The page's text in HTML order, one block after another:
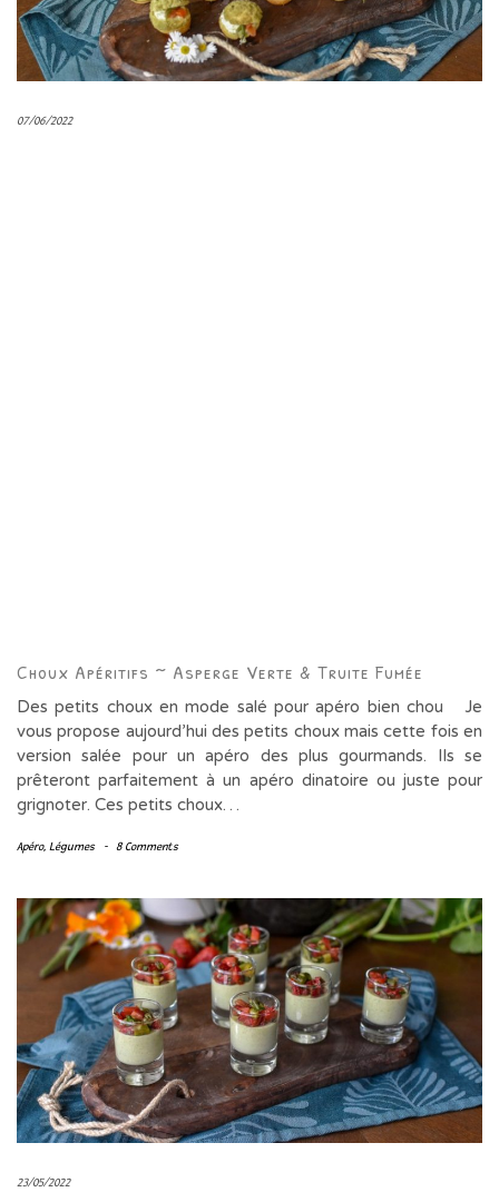
07/06/2022
Choux Apéritifs ~ Asperge Verte & Truite Fumée
Des petits choux en mode salé pour apéro bien chou Je
vous propose aujourd’hui des petits choux mais cette fois en
version salée pour un apéro des plus gourmands. Ils se
prêteront parfaitement à un apéro dinatoire ou juste pour
grignoter. Ces petits choux…
Apéro, Légumes - 8 Comments
23/05/2022